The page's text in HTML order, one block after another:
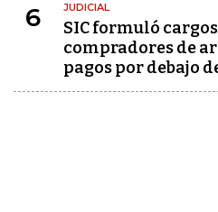
6 JUDICIAL
SIC formuló
compradores de
pagos por debajo